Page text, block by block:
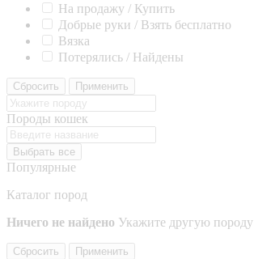
На продажу / Купить
Добрые руки / Взять бесплатно
Вязка
Потерялись / Найдены
Сбросить Применить
Породы кошек
Выбрать все
Популярные
Каталог пород
Ничего не найдено Укажите другую породу
Сбросить Применить